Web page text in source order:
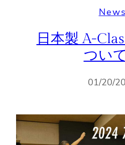
News
日本製 A-
ついて
01/20/